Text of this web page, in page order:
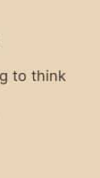
to think